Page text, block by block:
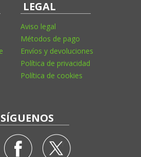
LEGAL
Aviso legal
Métodos de pago
Envíos y devoluciones
Política de privacidad
Política de cookies
SÍGUENOS